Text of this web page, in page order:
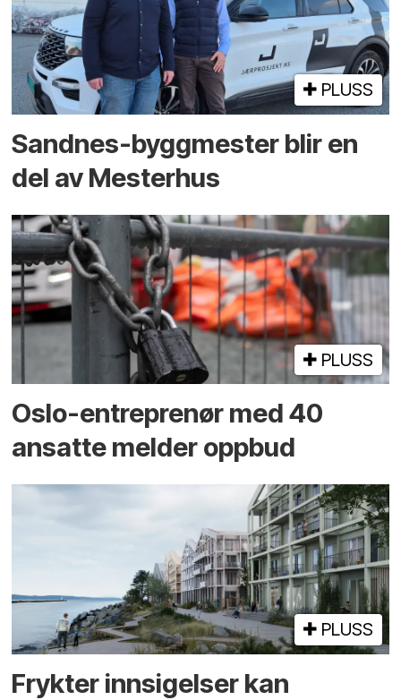
PLUSS
Sandnes-byggmester blir en
del av Mesterhus
PLUSS
Oslo-entreprenør med 40
ansatte melder oppbud
PLUSS
Frykter innsigelser kan